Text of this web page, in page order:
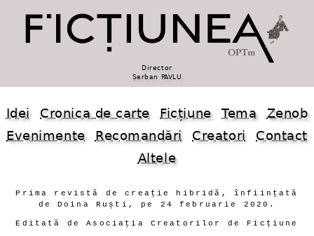
Director
Șerban PAVLU
Idei Cronica de carte Ficțiune Tema
Zenob
Evenimente
Recomandări Creatori
Contact
Altele
Prima revistă de creație hibridă, înființată
de Doina Ruști, pe 24 februarie 2020.
Editată de Asociația Creatorilor de Ficțiune